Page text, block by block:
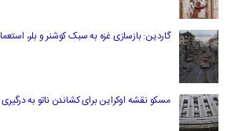
گاردین: بازسازی غزه به سبک کوشنر و بلر،
مسکو نقشه اوکراین برای کشاندن ناتو به